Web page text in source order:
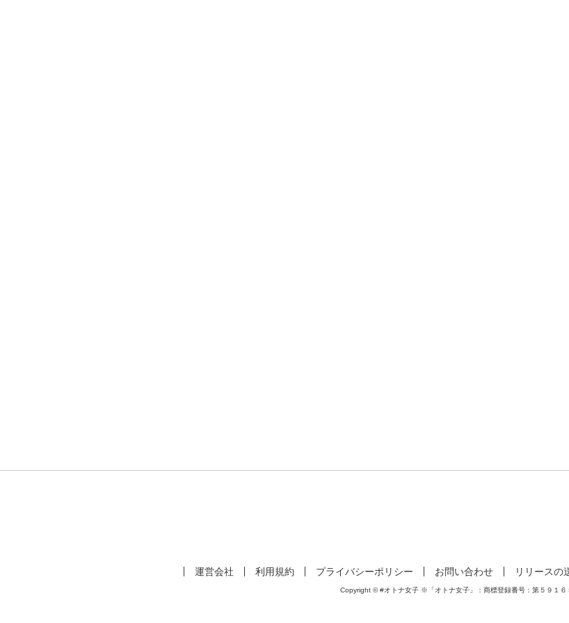
運営会社 利用規約 プライバシーポリシー お問い合わせ リリースの
Copyright © #オトナ女子 ※「オトナ女子」：商標登録番号：第５９１６